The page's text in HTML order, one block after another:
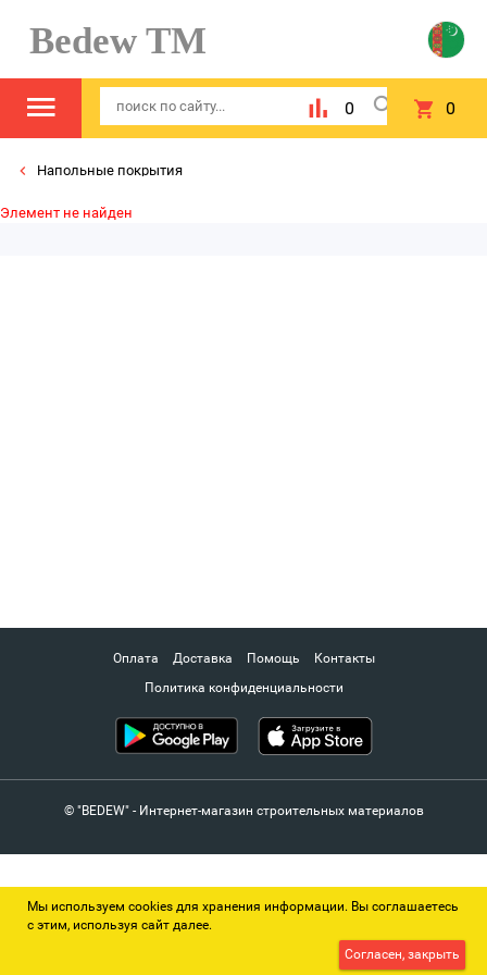
Bedew TM
0 0
Напольные покрытия
Элемент не найден
Оплата Доставка Помощь
Контакты
Политика конфиденциальности
© "BEDEW" - Интернет-магазин строительных материалов
Мы используем cookies для хранения информации. Вы соглашаетесь
с этим, используя сайт далее.
Согласен, закрыть